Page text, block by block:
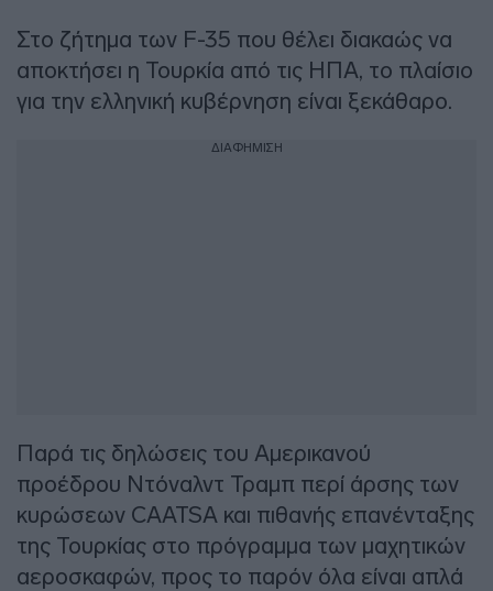
Στο ζήτημα των F-35 που θέλει διακαώς να
αποκτήσει η Τουρκία από τις ΗΠΑ, το πλαίσιο
για την ελληνική κυβέρνηση είναι ξεκάθαρο.
ΔΙΑΦΗΜΙΣΗ
Παρά τις δηλώσεις του Αμερικανού
προέδρου Ντόναλντ Τραμπ περί άρσης των
κυρώσεων CAATSA και πιθανής επανένταξης
της Τουρκίας στο πρόγραμμα των μαχητικών
αεροσκαφών, προς το παρόν όλα είναι απλά